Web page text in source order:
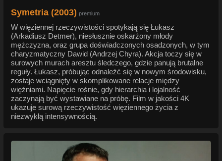
Symetria (2003) premium
W więziennej rzeczywistości spotykają się Łukasz
(Arkadiusz Detmer), niesłusznie oskarżony młody
mężczyzna, oraz grupa doświadczonych osadzonych, w tym
charyzmatyczny Dawid (Andrzej Chyra). Akcja toczy się w
surowych murach aresztu śledczego, gdzie panują brutalne
reguły. Łukasz, próbując odnaleźć się w nowym środowisku,
zostaje wciągnięty w skomplikowane relacje między
więźniami. Napięcie rośnie, gdy hierarchia i lojalność
zaczynają być wystawiane na próbę. Film w jakości 4K
ukazuje surową rzeczywistość więziennego życia z
niezwykłą intensywnością.